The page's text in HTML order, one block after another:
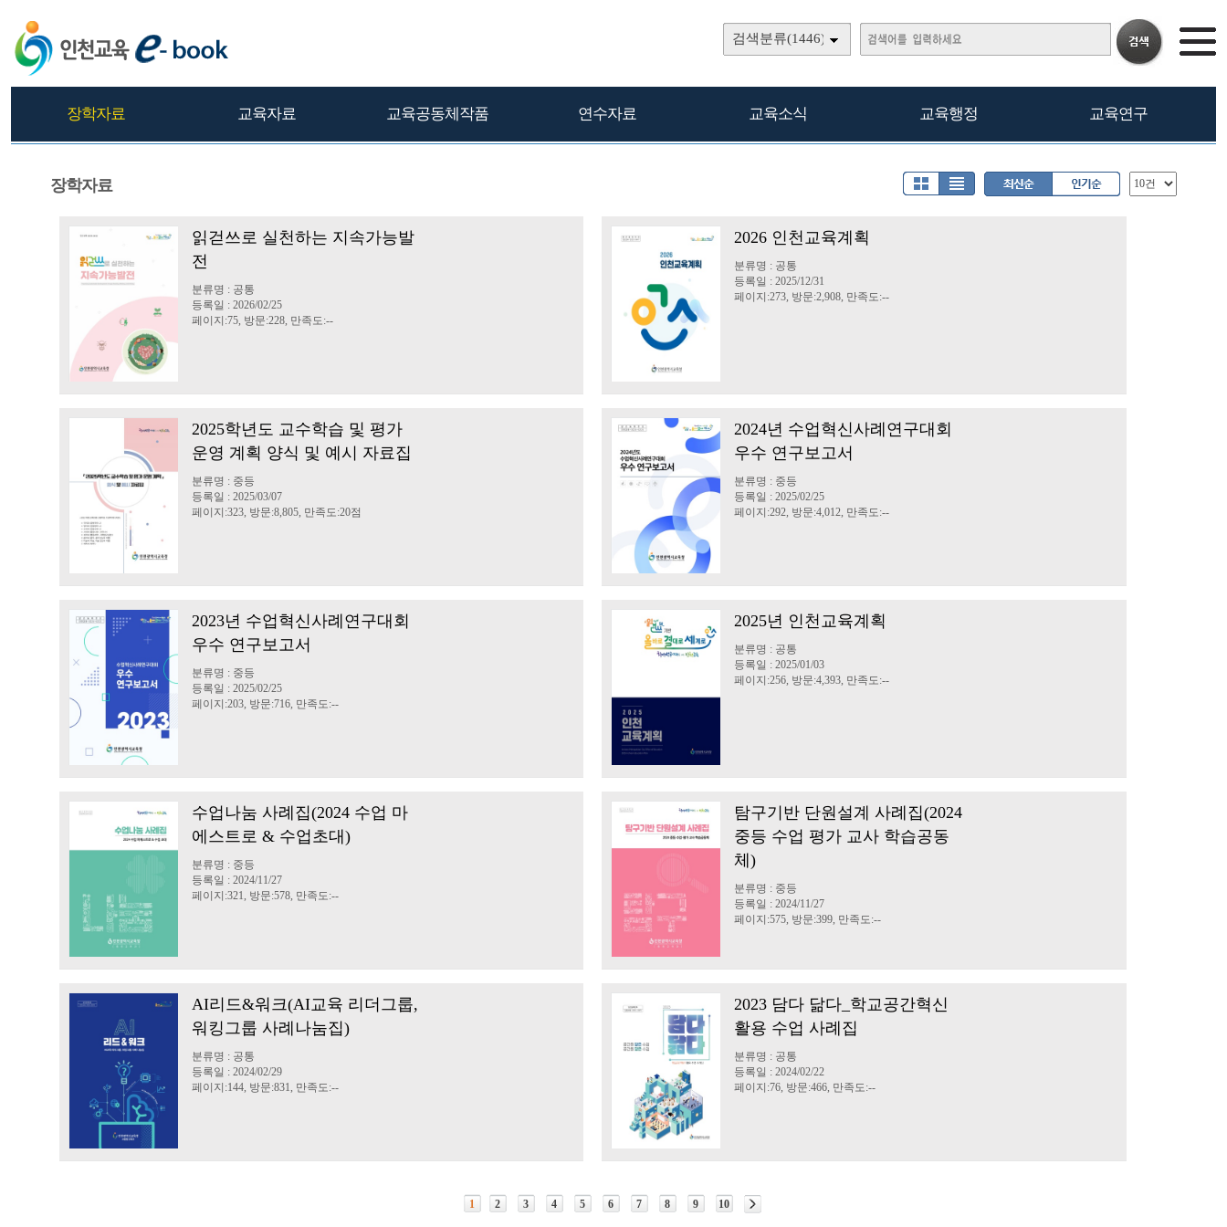
검색분류(1446)
장학자료 교육자료 교육공동체작품 연수자료 교육소식 교육행정 교육연구
장학자료
읽걷쓰로 실천하는 지속가능발
전
분류명 : 공통
등록일 : 2026/02/25
페이지:75, 방문:228, 만족도:--
2026 인천교육계획
분류명 : 공통
등록일 : 2025/12/31
페이지:273, 방문:2,908, 만족도:--
2025학년도 교수학습 및 평가
운영 계획 양식 및 예시 자료집
분류명 : 중등
등록일 : 2025/03/07
페이지:323, 방문:8,805, 만족도:20점
2024년 수업혁신사례연구대회
우수 연구보고서
분류명 : 중등
등록일 : 2025/02/25
페이지:292, 방문:4,012, 만족도:--
2023년 수업혁신사례연구대회
우수 연구보고서
분류명 : 중등
등록일 : 2025/02/25
페이지:203, 방문:716, 만족도:--
2025년 인천교육계획
분류명 : 공통
등록일 : 2025/01/03
페이지:256, 방문:4,393, 만족도:--
수업나눔 사례집(2024 수업 마
에스트로 & 수업초대)
분류명 : 중등
등록일 : 2024/11/27
페이지:321, 방문:578, 만족도:--
탐구기반 단원설계 사례집(2024
중등 수업 평가 교사 학습공동
체)
분류명 : 중등
등록일 : 2024/11/27
페이지:575, 방문:399, 만족도:--
AI리드&워크(AI교육 리더그룹,
워킹그룹 사례나눔집)
분류명 : 공통
등록일 : 2024/02/29
페이지:144, 방문:831, 만족도:--
2023 담다 닮다_학교공간혁신
활용 수업 사례집
분류명 : 공통
등록일 : 2024/02/22
페이지:76, 방문:466, 만족도:--
1 2 3 4 5 6 7 8 9 10